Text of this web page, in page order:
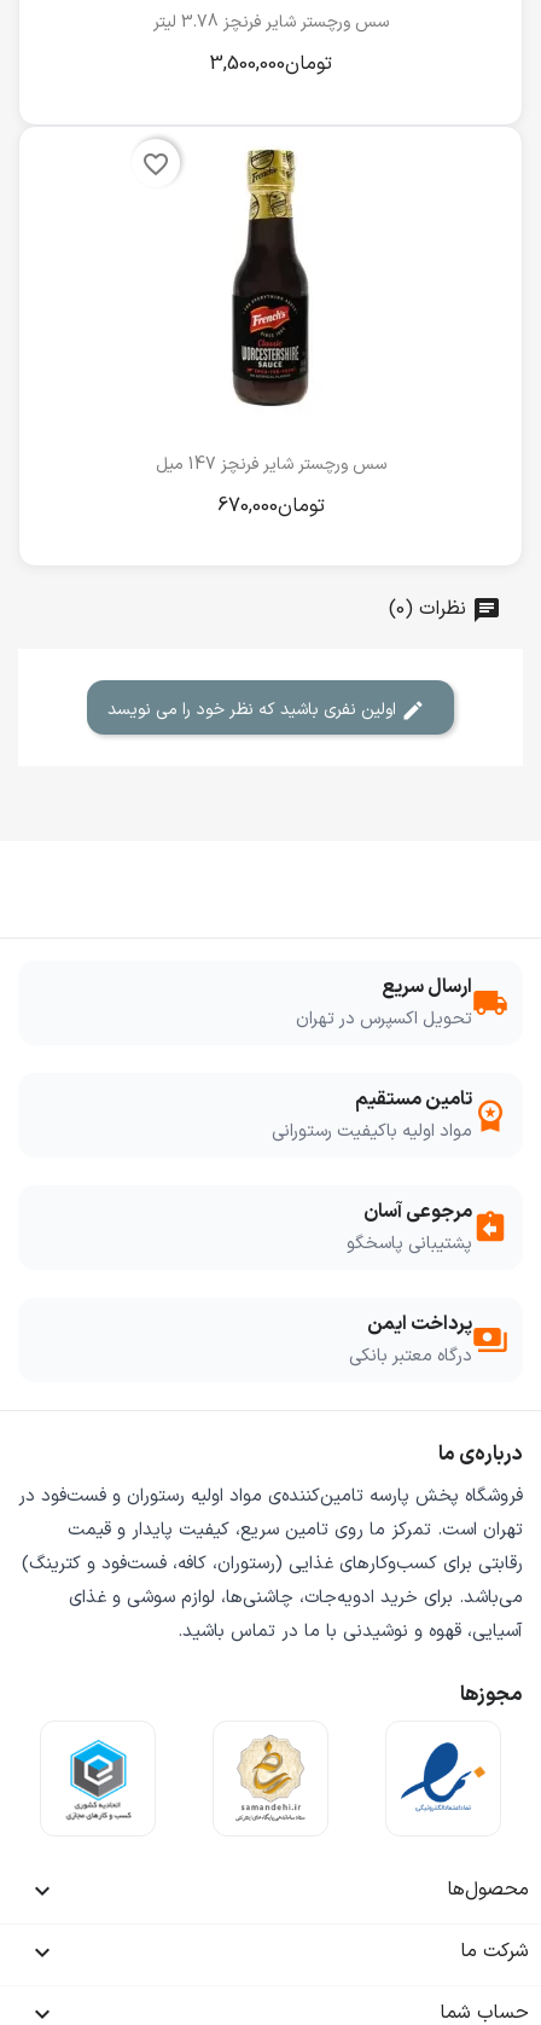
سس ورچستر شایر فرنچز 3.78 لیتر
سس ورچستر شایر فرنچز 147 میل
‎تومان670,000
favorite_border
نظرات (0)
local_shippingارسال سریع
تحویل اکسپرس در تهران
workspace_premium تامین مستقیم
مواد اولیه باکیفیت رستورانی
assignment_returnمرجوعی آسان
پشتیبانی پاسخگو
paymentsپرداخت ایمن
درگاه معتبر بانکی
درباره‌ی ما
فروشگاه پخش پارسه تامین‌کننده‌ی مواد اولیه رستوران و فست‌فود در
تهران است. تمرکز ما روی تامین سریع، کیفیت پایدار و قیمت
رقابتی برای کسب‌وکارهای غذایی (رستوران، کافه، فست‌فود و کترینگ)
می‌باشد. برای خرید ادویه‌جات، چاشنی‌ها، لوازم سوشی و غذای
آسیایی، قهوه و نوشیدنی با ما در تماس باشید.
مجوزها
محصول‌ها 
شرکت ما 
حساب شما 